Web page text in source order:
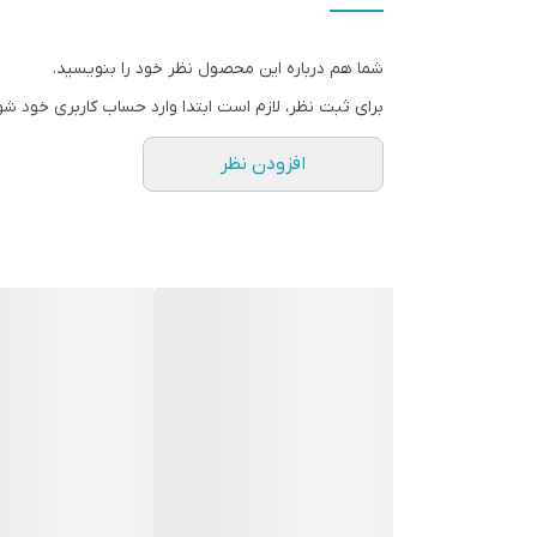
شما هم درباره این محصول نظر خود را بنویسید.
برای ثبت نظر، لازم است ابتدا وارد حساب کاربری خود
افزودن نظر